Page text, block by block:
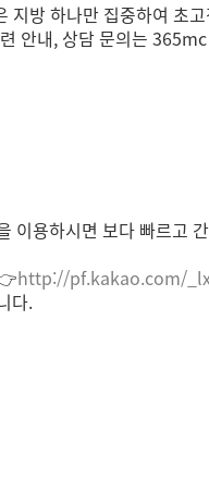
지방 하나만 집중하여 초
안내, 상담 문의는
이용하시면 보다 빠르고
http://pf.kakao.com/
다.